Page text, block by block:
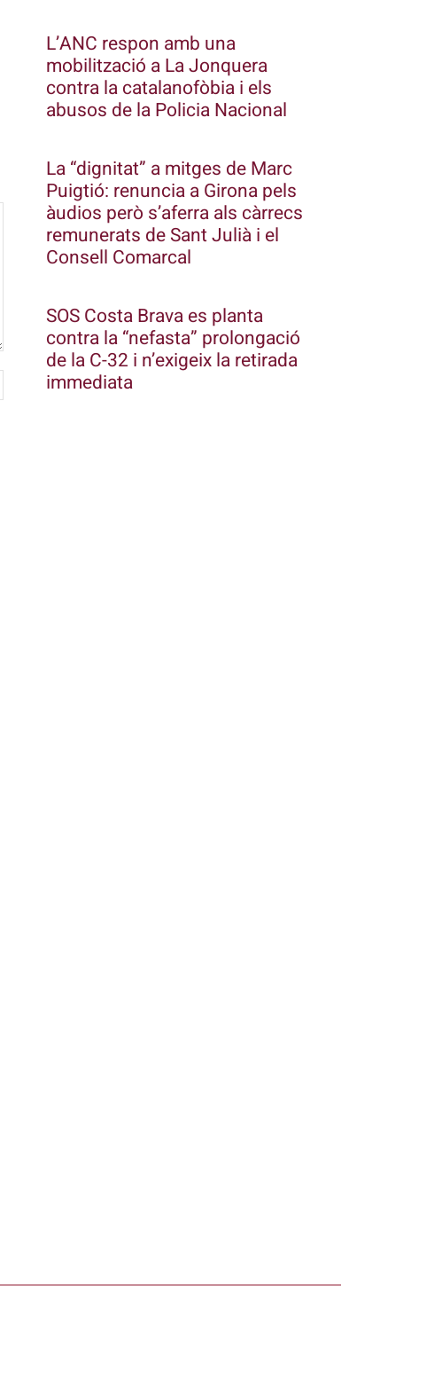
web:
L’ANC respon amb una
mobilització a La Jonquera
contra la catalanofòbia i els
abusos de la Policia Nacional
La “dignitat” a mitges de Marc
Puigtió: renuncia a Girona pels
àudios però s’aferra als càrrecs
remunerats de Sant Julià i el
Consell Comarcal
SOS Costa Brava es planta
contra la “nefasta” prolongació
de la C-32 i n’exigeix la retirada
immediata